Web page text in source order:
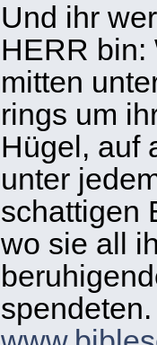
Und ihr
HERR bin:
mitten
rings um
Hügel, auf
unter
schattigen
wo sie all
spendeten.